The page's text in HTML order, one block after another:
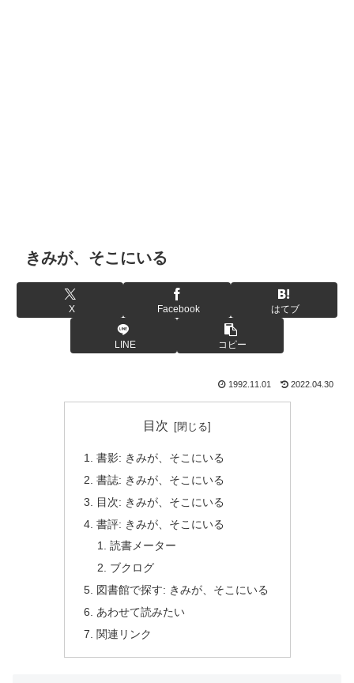
きみが、そこにいる
X Facebook はてブ
LINE コピー
1992.11.01 2022.04.30
目次
書影: きみが、そこにいる
書誌: きみが、そこにいる
目次: きみが、そこにいる
書評: きみが、そこにいる
読書メーター
ブクログ
図書館で探す: きみが、そこにいる
あわせて読みたい
関連リンク